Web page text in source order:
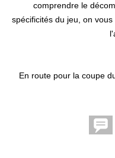
comprendre le
spécificités du jeu, on
En route pour la coupe